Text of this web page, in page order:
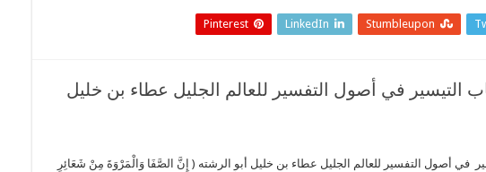
Stumbleupon
LinkedIn
Pinterest
التيسير في أصول التفسير للعالم الجليل عطاء بن خليل
في أصول التفسير للعالم الجليل عطاء بن خليل أبو الرشته ( إِنَّ الصَّفَا وَالْمَرْوَةَ مِنْ شَعَائِرِ